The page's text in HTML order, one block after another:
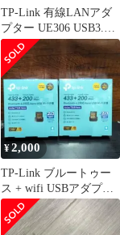
TP-Link 有線LANアダ
プター UE306 USB3.0
ギガビット
¥2,000
TP-Link ブルートゥー
ス + wifi USBアダプタ
ー ×2